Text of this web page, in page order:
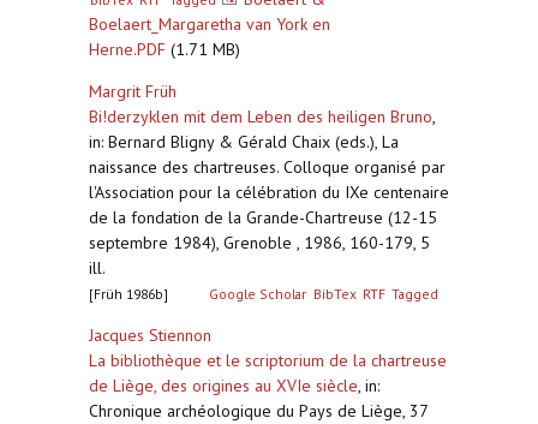
Boelaert_Margaretha van York en
Herne.PDF (1.71 MB)
Margrit Früh
Bi!derzyklen mit dem Leben des heiligen Bruno,
in: Bernard Bligny & Gérald Chaix (eds.), La
naissance des chartreuses. Colloque organisé par
l'Association pour la célébration du IXe centenaire
de la fondation de la Grande-Chartreuse (12-15
septembre 1984), Grenoble , 1986, 160-179, 5
ill.
[Früh 1986b] Google Scholar BibTex RTF Tagged
Jacques Stiennon
La bibliothèque et le scriptorium de la chartreuse
de Liège, des origines au XVIe siècle, in:
Chronique archéologique du Pays de Liège, 37